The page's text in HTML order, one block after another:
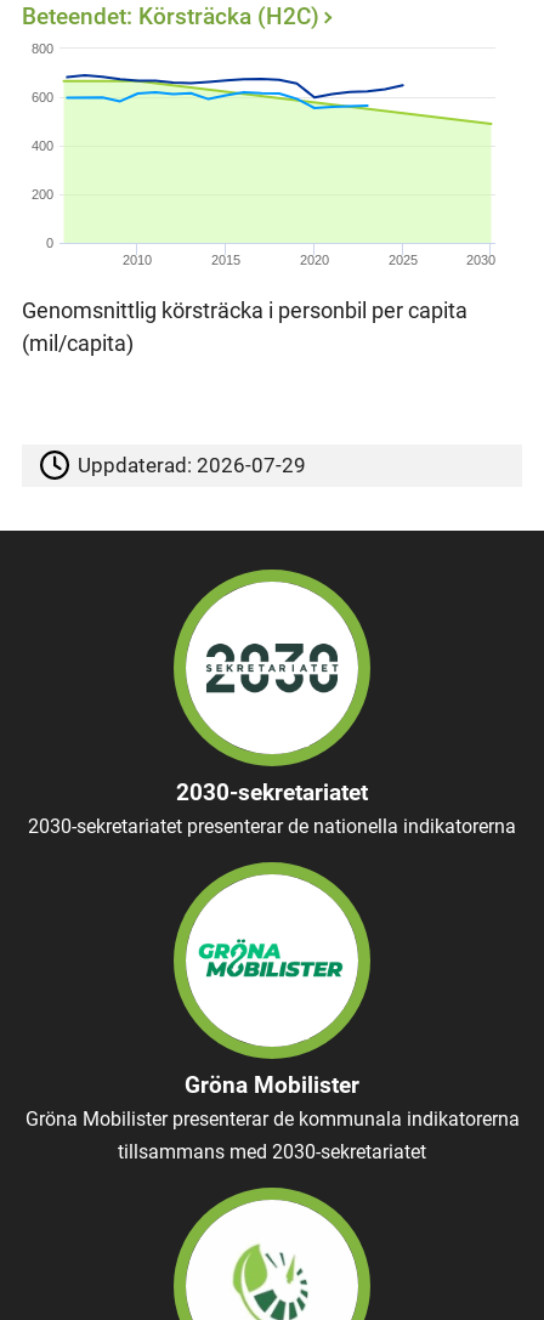
2010 2015 2020 2025 2030
0
200
400
600
800
Beteendet: Körsträcka (H2C)
Genomsnittlig körsträcka i personbil per capita
(mil/capita)
Uppdaterad:2026-07-29
2030-sekretariatet
2030-sekretariatet presenterar de nationella indikatorerna
Gröna Mobilister
Gröna Mobilister presenterar de kommunala indikatorerna
tillsammans med 2030-sekretariatet